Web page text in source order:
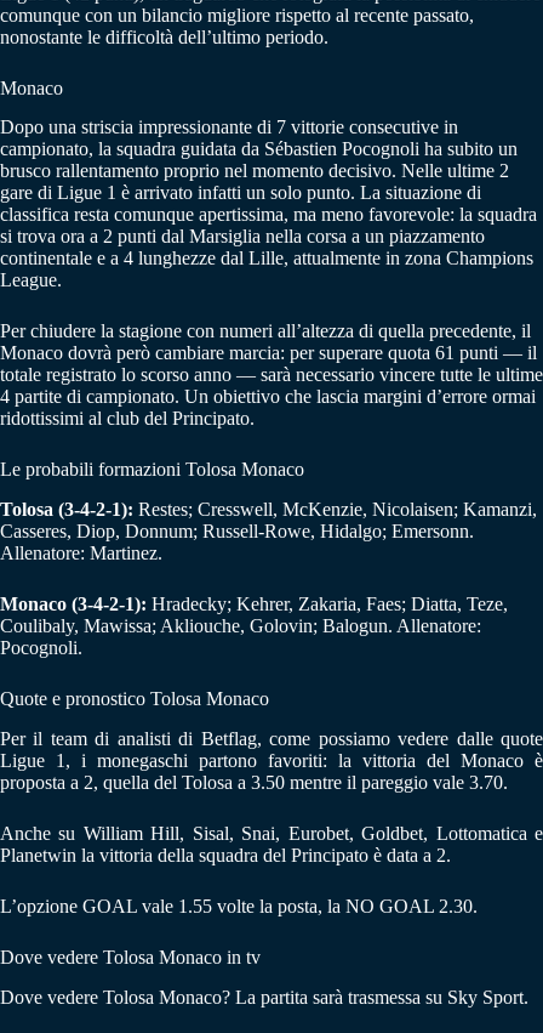
comunque con un bilancio migliore rispetto al recente passato,
nonostante le difficoltà dell’ultimo periodo.
Monaco
Dopo una striscia impressionante di 7 vittorie consecutive in
campionato, la squadra guidata da Sébastien Pocognoli ha subito un
brusco rallentamento proprio nel momento decisivo. Nelle ultime 2
gare di Ligue 1 è arrivato infatti un solo punto. La situazione di
classifica resta comunque apertissima, ma meno favorevole: la squadra
si trova ora a 2 punti dal Marsiglia nella corsa a un piazzamento
continentale e a 4 lunghezze dal Lille, attualmente in zona Champions
League.
Per chiudere la stagione con numeri all’altezza di quella precedente, il
Monaco dovrà però cambiare marcia: per superare quota 61 punti — il
totale registrato lo scorso anno — sarà necessario vincere tutte le ultime
4 partite di campionato. Un obiettivo che lascia margini d’errore ormai
ridottissimi al club del Principato.
Le probabili formazioni Tolosa Monaco
Tolosa (3-4-2-1): Restes; Cresswell, McKenzie, Nicolaisen; Kamanzi,
Casseres, Diop, Donnum; Russell-Rowe, Hidalgo; Emersonn.
Allenatore: Martinez.
Monaco (3-4-2-1): Hradecky; Kehrer, Zakaria, Faes; Diatta, Teze,
Coulibaly, Mawissa; Akliouche, Golovin; Balogun. Allenatore:
Pocognoli.
Quote e pronostico Tolosa Monaco
Per il team di analisti di Betflag, come possiamo vedere dalle quote
Ligue 1, i monegaschi partono favoriti: la vittoria del Monaco è
proposta a 2, quella del Tolosa a 3.50 mentre il pareggio vale 3.70.
Anche su William Hill, Sisal, Snai, Eurobet, Goldbet, Lottomatica e
Planetwin la vittoria della squadra del Principato è data a 2.
L’opzione GOAL vale 1.55 volte la posta, la NO GOAL 2.30.
Dove vedere Tolosa Monaco in tv
Dove vedere Tolosa Monaco? La partita sarà trasmessa su Sky Sport.